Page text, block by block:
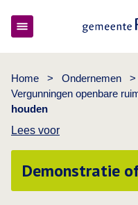
Home > Ondernemen >
Vergunningen openbare
houden
Lees voor
Demonstratie